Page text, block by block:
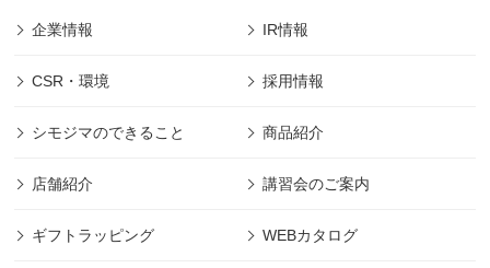
企業情報 IR情報
CSR・環境 採用情報
シモジマのできること 商品紹介
店舗紹介 講習会のご案内
ギフトラッピング WEBカタログ